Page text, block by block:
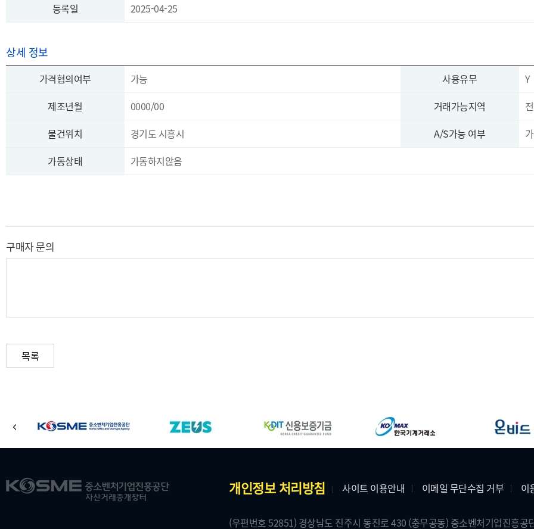
등록일
2025-04-25
상세 정보
가격협의여부 가능 사용유무
Y
제조년월
0000/00 거래가능지역
물건위치
경기도 시흥시 A/S가능 여부
가동상태
가동하지않음
구매자 문의
목록
기
이
전
주
로
개인정보 처리방침 사이트 이용안내 이메일 무단수집 거부 이
(우편번호 52851) 경상남도 진주시 동진로 430 (충무공동) 중소벤처기업진흥공